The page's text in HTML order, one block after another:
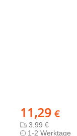
11,29 €
3.99 €
1-2 Werktage